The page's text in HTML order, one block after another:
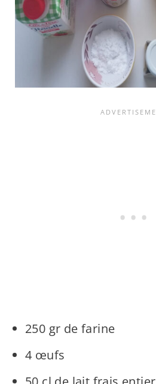
250 gr de farine
4 œufs